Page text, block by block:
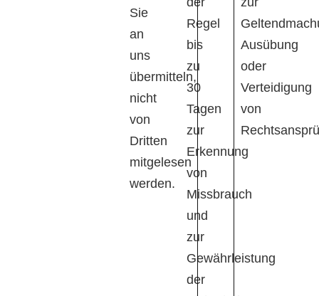
Sie
an
uns
übermitteln,
nicht
von
Dritten
mitgelesen
werden.
Regel
bis
zu
30
Tagen
zur
Erkennung
von
Missbrauch
und
zur
Gewährleistung
der
Ausübung
oder
Verteidigung
von